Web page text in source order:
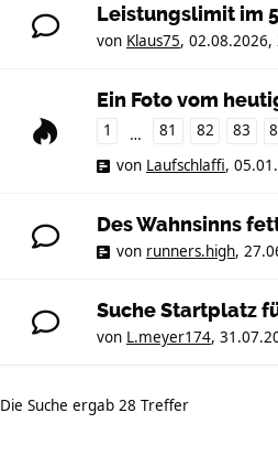
Leistungslimit im
von Klaus75, 02.08.2026,
Ein Foto vom
1 … 81 82 83
von Laufschlaffi,
Des Wahnsinns
von runners.high,
Suche Startplatz
von L.meyer174,
Die Suche ergab 28 Treffer